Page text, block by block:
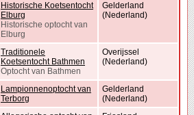
Historische Koetsentocht
Elburg
Historische optocht van
Elburg
Gelderland
(Nederland)
Traditionele
Koetsentocht Bathmen
Optocht van Bathmen
Overijssel
(Nederland)
Lampionnenoptocht van
Terborg
Gelderland
(Nederland)